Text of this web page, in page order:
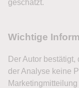
geschätzt.